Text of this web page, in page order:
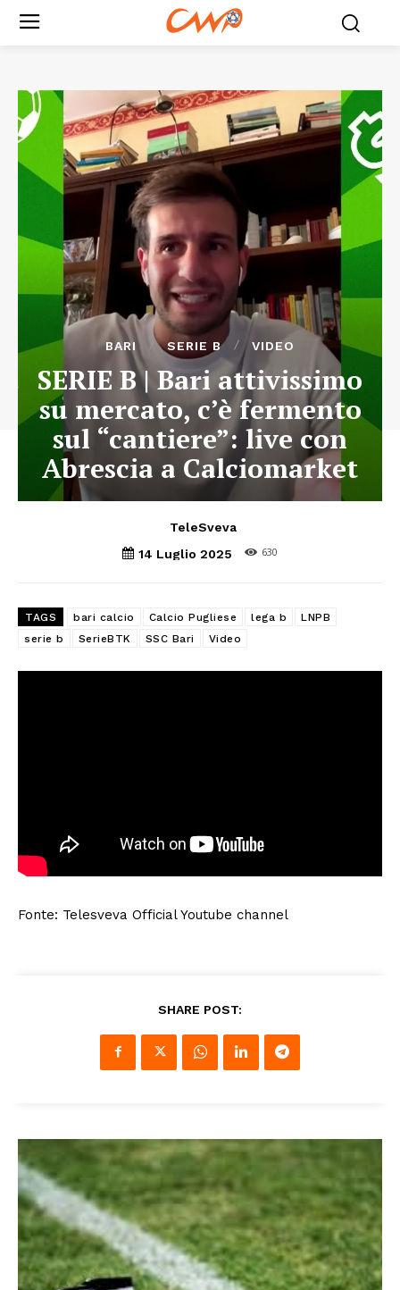
BARI SERIE B VIDEO
SERIE B | Bari attivissimo
su mercato, c’è fermento
sul “cantiere”: live con
Abrescia a Calciomarket
TeleSveva
14 Luglio 2025
630
TAGS bari calcio Calcio Pugliese lega b
LNPB
serie b
SerieBTK SSC Bari Video
Fonte: Telesveva Official Youtube channel
SHARE POST: